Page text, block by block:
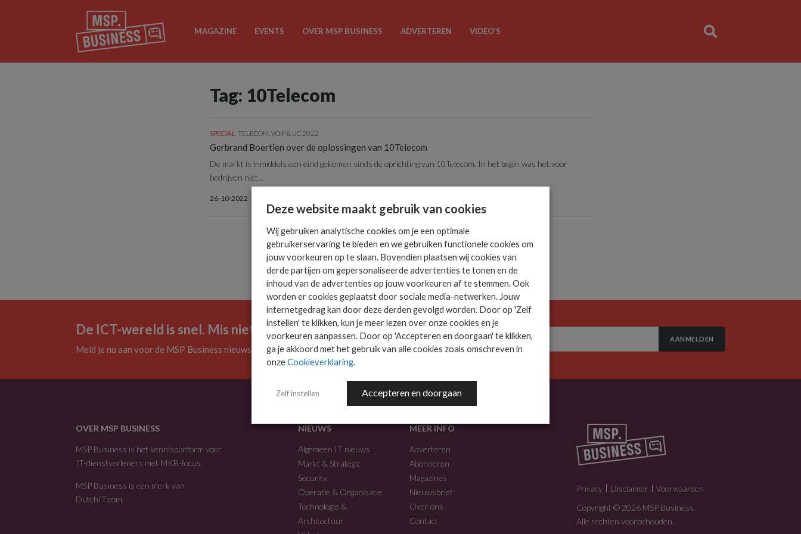
MAGAZINE EVENTS OVER MSP BUSINESS ADVERTEREN VIDEO’S
Tag: 10Telecom
SPECIAL TELECOM, VOIP & UC 2022
Gerbrand Boertien over de oplossingen van 10Telecom
De markt is inmiddels een eind gekomen sinds de oprichting van 10Telecom. In het begin was het voor
bedrijven niet...
26-10-2022
De ICT-wereld is snel. Mis niets.
Meld je nu aan voor de MSP Business nieuwsbrief.
AANMELDEN
OVER MSP BUSINESS
MSP Business is het kennisplatform voor
IT-dienstverleners met MKB-focus.
MSP Business is een merk van
DutchIT.com
NIEUWS
Algemeen IT nieuws
Markt & Strategie
Security
Operatie & Organisatie
Technologie &
Architectuur
MEER INFO
Adverteren
Abonneren
Magazines
Nieuwsbrief
Over ons
Contact
Privacy Disclaimer
Voorwaarden
Copyright © 2026 MSP Business.
Alle rechten voorbehouden.
Deze website maakt gebruik van cookies
Wij gebruiken analytische cookies om je een optimale
gebruikerservaring te bieden en we gebruiken functionele cookies om
jouw voorkeuren op te slaan. Bovendien plaatsen wij cookies van
derde partijen om gepersonaliseerde advertenties te tonen en de
inhoud van de advertenties op jouw voorkeuren af te stemmen. Ook
worden er cookies geplaatst door sociale media-netwerken. Jouw
internetgedrag kan door deze derden gevolgd worden. Door op 'Zelf
instellen' te klikken, kun je meer lezen over onze cookies en je
voorkeuren aanpassen. Door op 'Accepteren en doorgaan' te klikken,
ga je akkoord met het gebruik van alle cookies zoals omschreven in
onzeCookieverklaring.
Zelf instellen Accepteren en doorgaan